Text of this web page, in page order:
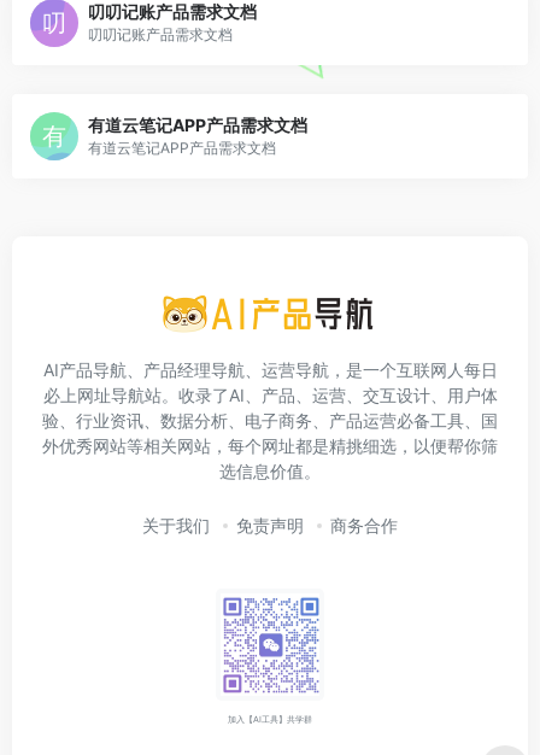
叨叨记账产品需求文档
叨叨记账产品需求文档
有道云笔记APP产品需求文档
有道云笔记APP产品需求文档
AI产品导航、产品经理导航、运营导航，是一个互联网人每日
必上网址导航站。收录了AI、产品、运营、交互设计、用户体
验、行业资讯、数据分析、电子商务、产品运营必备工具、国
外优秀网站等相关网站，每个网址都是精挑细选，以便帮你筛
选信息价值。
关于我们 免责声明 商务合作
加入【AI工具】共学群